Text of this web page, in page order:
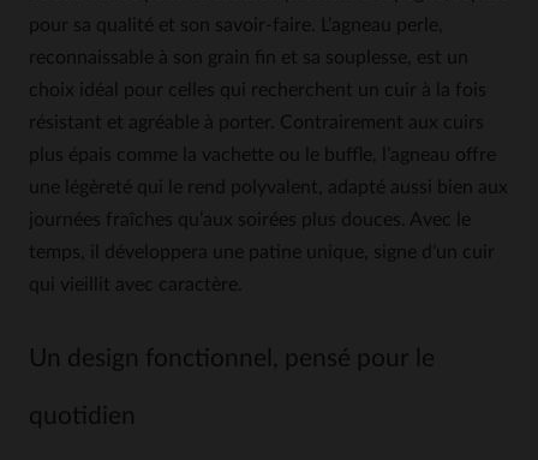
pour sa qualité et son savoir-faire. L’agneau perle,
reconnaissable à son grain fin et sa souplesse, est un
choix idéal pour celles qui recherchent un cuir à la fois
résistant et agréable à porter. Contrairement aux cuirs
plus épais comme la vachette ou le buffle, l’agneau offre
une légèreté qui le rend polyvalent, adapté aussi bien aux
journées fraîches qu’aux soirées plus douces. Avec le
temps, il développera une patine unique, signe d’un cuir
qui vieillit avec caractère.
Un design fonctionnel, pensé pour le
quotidien